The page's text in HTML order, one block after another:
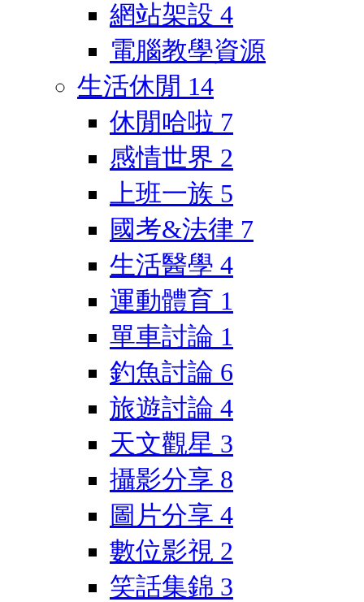
網站架設 4
電腦教學資源
生活休閒 14
休閒哈啦 7
感情世界 2
上班一族 5
國考&法律 7
生活醫學 4
運動體育 1
單車討論 1
釣魚討論 6
旅遊討論 4
天文觀星 3
攝影分享 8
圖片分享 4
數位影視 2
笑話集錦 3